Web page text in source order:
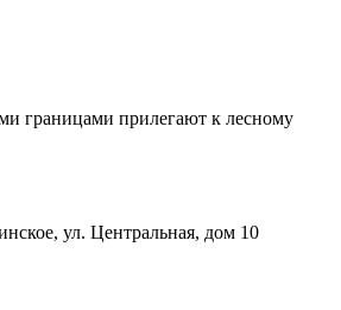
границами прилегают к лесному
ул. Центральная, дом 10